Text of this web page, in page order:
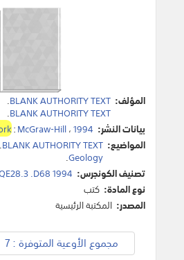
المؤلف: BLANK AUTHORITY TEXT
.
BLANK AUTHORITY TEXT
.
بيانات النشر:
:McGraw-Hill،1994
المواضيع: BLANK AUTHORITY TEXT
.
Geology
.
تصنيف الكونجرس: .D68 1994
نوع المادة: كتب
المصدر: المكتبة الرئيسية
مجموع الأوعية المتوفرة : 7